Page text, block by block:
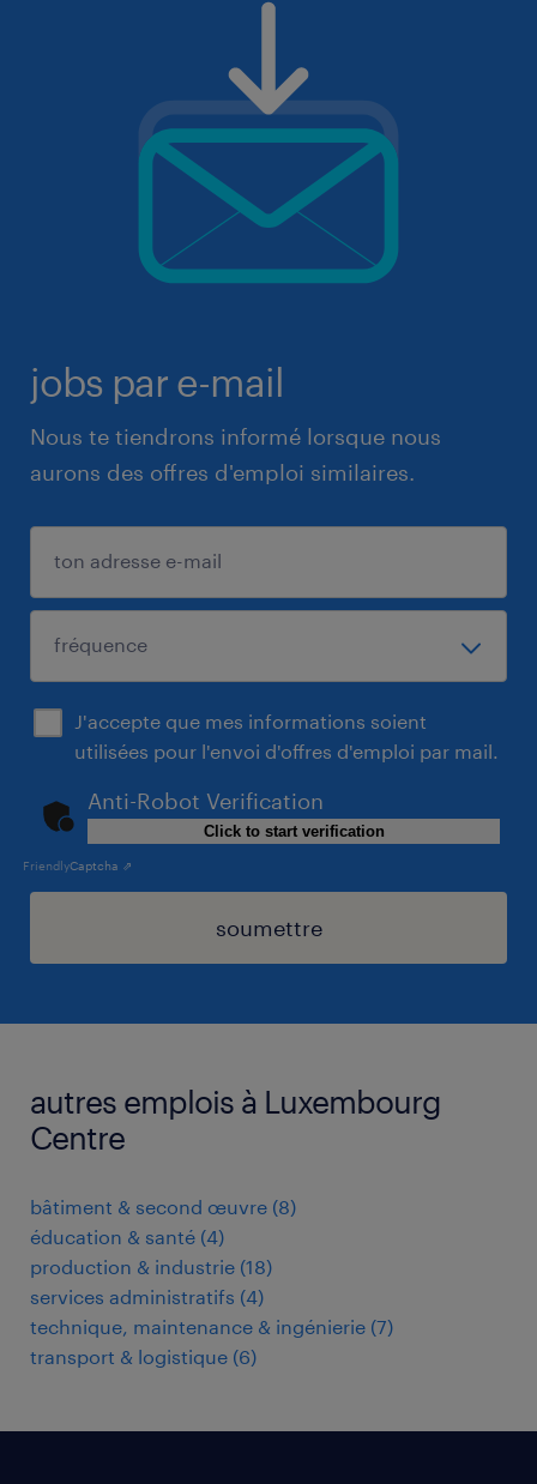
jobs par e-mail
Nous te tiendrons informé lorsque nous
aurons des offres d'emploi similaires.
J'accepte que mes informations soient
utilisées pour l'envoi d'offres d'emploi par mail.
Anti-Robot Verification
Click to start verification
FriendlyCaptcha ⇗
soumettre
autres emplois à Luxembourg
Centre
bâtiment & second œuvre (8)
éducation & santé (4)
production & industrie (18)
services administratifs (4)
technique, maintenance & ingénierie (7)
transport & logistique (6)